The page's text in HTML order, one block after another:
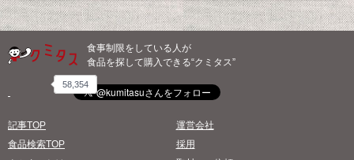
食事制限をしている人が
食品を探して購入できる“クミタス”
58,354
記事TOP
食品検索TOP
運営会社
採用